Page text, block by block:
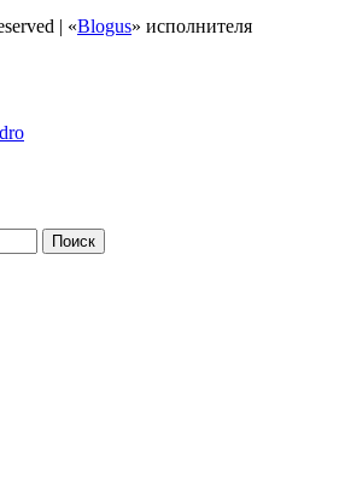
| «Blogus» исполнителя